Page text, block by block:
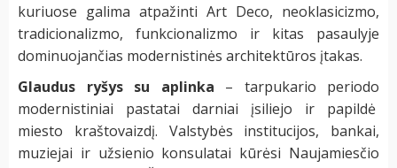
kuriuose galima atpažinti Art Deco, neoklasicizmo,
tradicionalizmo, funkcionalizmo ir kitas pasaulyje
dominuojančias modernistinės architektūros įtakas.
Glaudus ryšys su aplinka
– tarpukario periodo
modernistiniai pastatai darniai įsiliejo ir papildė
miesto kraštovaizdį. Valstybės institucijos, bankai,
muziejai ir užsienio konsulatai kūrėsi Naujamiesčio